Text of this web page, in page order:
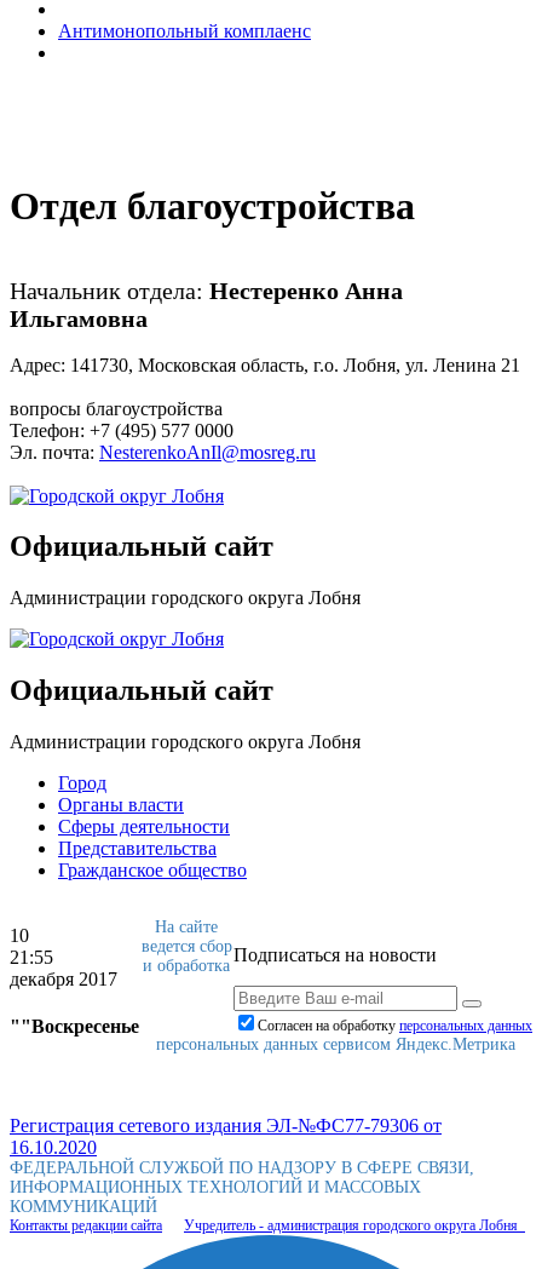
Антимонопольный комплаенс
Отдел благоустройства
Начальник отдела: Нестеренко Анна
Ильгамовна
Адрес: 141730, Московская область, г.о. Лобня, ул. Ленина 21
вопросы благоустройства
Телефон: +7 (495) 577 0000
Эл. почта: NesterenkoAnIl@mosreg.ru
Официальный сайт
Администрации городского округа Лобня
Официальный сайт
Администрации городского округа Лобня
Город
Органы власти
Сферы деятельности
Представительства
Гражданское общество
10
21:55
декабря 2017
""Воскресенье
Подписаться на новости
Согласен на обработку персональныx данных
На сайте
ведется сбор
и обработка
персональных данных сервисом Яндекс.Метрика
Регистрация сетевого издания ЭЛ-№ФС77-79306 от
16.10.2020
ФЕДЕРАЛЬНОЙ СЛУЖБОЙ ПО НАДЗОРУ В СФЕРЕ СВЯЗИ,
ИНФОРМАЦИОННЫХ ТЕХНОЛОГИЙ И МАССОВЫХ
КОММУНИКАЦИЙ
Контакты редакции сайта Учредитель - администрация городского округа Лобня